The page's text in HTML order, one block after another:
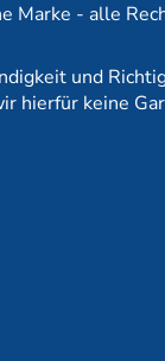
Marke - alle
und
hierfür keine